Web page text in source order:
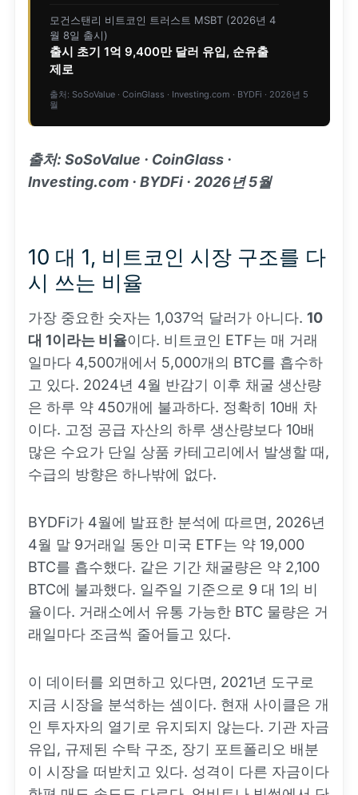
모건스탠리 비트코인 트러스트 MSBT (2026년 4
월 8일 출시)
출시 초기 1억 9,400만 달러 유입, 순유출
제로
출처: SoSoValue · CoinGlass · Investing.com · BYDFi · 2026년 5
월
출처: SoSoValue · CoinGlass ·
Investing.com · BYDFi · 2026년 5월
10 대 1, 비트코인 시장 구조를 다
시 쓰는 비율
가장 중요한 숫자는 1,037억 달러가 아니다. 10
대 1이라는 비율이다. 비트코인 ETF는 매 거래
일마다 4,500개에서 5,000개의 BTC를 흡수하
고 있다. 2024년 4월 반감기 이후 채굴 생산량
은 하루 약 450개에 불과하다. 정확히 10배 차
이다. 고정 공급 자산의 하루 생산량보다 10배
많은 수요가 단일 상품 카테고리에서 발생할 때,
수급의 방향은 하나밖에 없다.
BYDFi가 4월에 발표한 분석에 따르면, 2026년
4월 말 9거래일 동안 미국 ETF는 약 19,000
BTC를 흡수했다. 같은 기간 채굴량은 약 2,100
BTC에 불과했다. 일주일 기준으로 9 대 1의 비
율이다. 거래소에서 유통 가능한 BTC 물량은 거
래일마다 조금씩 줄어들고 있다.
이 데이터를 외면하고 있다면, 2021년 도구로
지금 시장을 분석하는 셈이다. 현재 사이클은 개
인 투자자의 열기로 유지되지 않는다. 기관 자금
유입, 규제된 수탁 구조, 장기 포트폴리오 배분
이 시장을 떠받치고 있다. 성격이 다른 자금이다